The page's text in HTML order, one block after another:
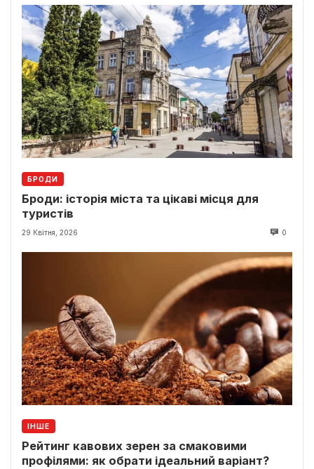
БРОДИ
Броди: історія міста та цікаві місця для
туристів
29 Квітня, 2026 0
ІНШЕ
Рейтинг кавових зерен за смаковими
профілями: як обрати ідеальний варіант?